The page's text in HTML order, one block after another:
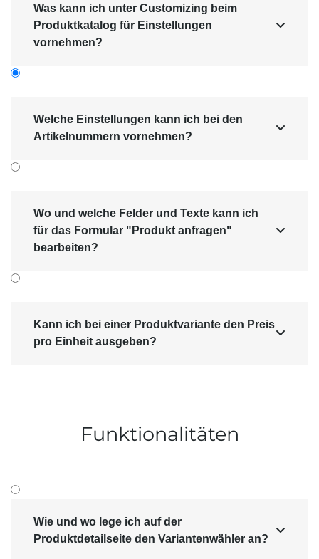
Was kann ich unter Customizing beim
Produktkatalog für Einstellungen
vornehmen?

Welche Einstellungen kann ich bei den
Artikelnummern vornehmen?

Produkt­variantenaktivieren, ob Ihre Artikel­
nummer im System eindeutig sein sollen
oder nicht.
Wo und welche Felder und Texte kann ich
für das Formular "Produkt anfragen"
bearbeiten?

Kann ich bei einer Produktvariante den Preis
pro Einheit ausgeben?

Funktionalitäten
Wie und wo lege ich auf der
Produktdetailseite den Variantenwähler an?
